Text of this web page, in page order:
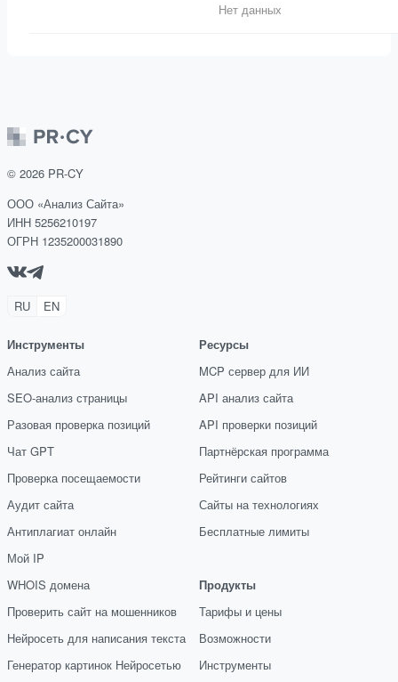
Нет данных
© 2026 PR-CY
ООО «Анализ Сайта»
ИНН 5256210197
ОГРН 1235200031890
RU EN
Инструменты
Анализ сайта
SEO-анализ страницы
Разовая проверка позиций
Чат GPT
Проверка посещаемости
Аудит сайта
Антиплагиат онлайн
Мой IP
WHOIS домена
Проверить сайт на мошенников
Нейросеть для написания текста
Генератор картинок Нейросетью
Ресурсы
MCP сервер для ИИ
API анализ сайта
API проверки позиций
Партнёрская программа
Рейтинги сайтов
Сайты на технологиях
Бесплатные лимиты
Продукты
Тарифы и цены
Возможности
Инструменты